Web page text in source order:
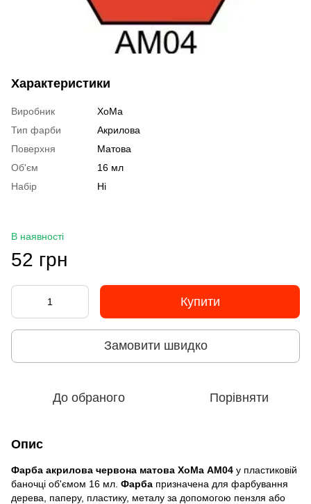
Характеристики
Виробник
ХоМа
Тип фарби
Акрилова
Поверхня
Матова
Об'єм
16 мл
Набір
Ні
В наявності
52 грн
Купити
Замовити швидко
До обраного Порівняти
Опис
Фарба акрилова червона матова ХоМа АМ04 у пластиковій
баночці об'ємом 16 мл. Фарба призначена для фарбування
дерева, паперу, пластику, металу за допомогою пензля або